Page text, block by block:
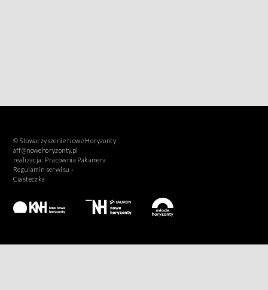
© Stowarzyszenie Nowe Horyzonty
aff@nowehoryzonty.pl
realizacja: Pracownia Pakamera
Regulamin serwisu ›
Ciasteczka